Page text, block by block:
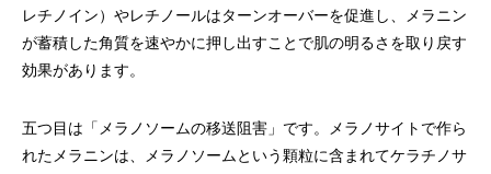
レチノイン）やレチノールはターンオーバーを促進し、メラニン
が蓄積した角質を速やかに押し出すことで肌の明るさを取り戻す
効果があります。
五つ目は「メラノソームの移送阻害」です。メラノサイトで作ら
れたメラニンは、メラノソームという顆粒に含まれてケラチノサ